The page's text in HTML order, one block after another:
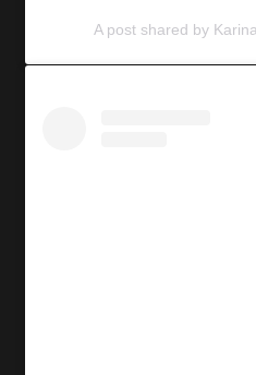
A post shared by